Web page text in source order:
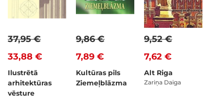
33,88 €
37,95 €
Ilustrētā
arhitektūras
vēsture
7,89 €
9,86 €
Kultūras pils
Ziemeļblāzma
7,62 €
9,52 €
Alt Riga
Zariņa Daiga